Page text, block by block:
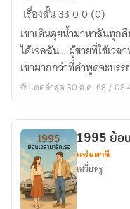
ระ
พงศ์
รัก
นี้
ไม่
ลืม
เรื่องสั้น3300 (0)
เขาเดินลุยน้ำมาหาฉันทุ
ได้เจอฉัน… ผู้ชายที่ใช้เวล
เขามากกว่าที่คำพูดจะบรร
อัปเดตล่าสุด 30 ส.ค. 68 /
1995 ย้อ
แฟนตาซี
เสวี่ยหรู